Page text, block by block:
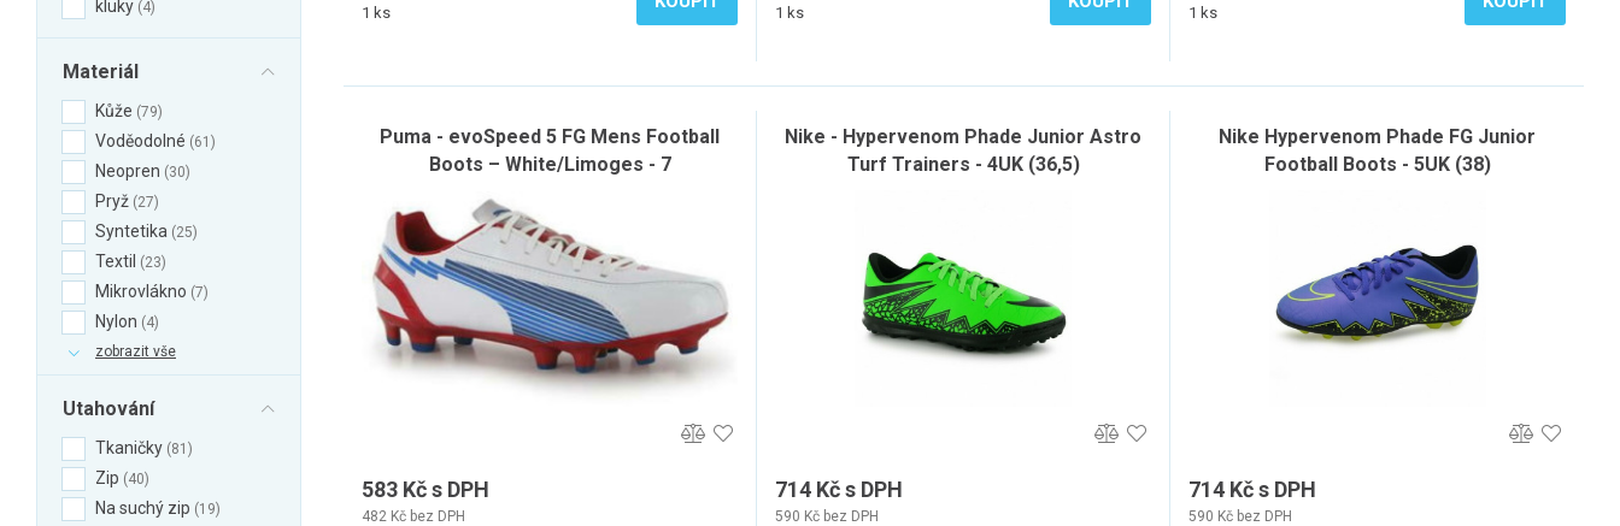
kluky 4
Materiál
Kůže 79
Voděodolné 61
Neopren 30
Pryž 27
Syntetika 25
Textil 23
Mikrovlákno 7
Nylon
4
zobrazit vše
Utahování
Tkaničky 81
Zip 40
Na suchý zip 19
1 ks
1 ks
1 ks
Puma - evoSpeed 5 FG Mens Football
Boots – White/Limoges - 7
583 Kč s DPH
482 Kč bez DPH
Nike - Hypervenom Phade Junior Astro
Turf Trainers - 4UK (36,5)
714 Kč s DPH
590 Kč bez DPH
Nike Hypervenom Phade FG Junior
Football Boots - 5UK (38)
714 Kč s DPH
590 Kč bez DPH